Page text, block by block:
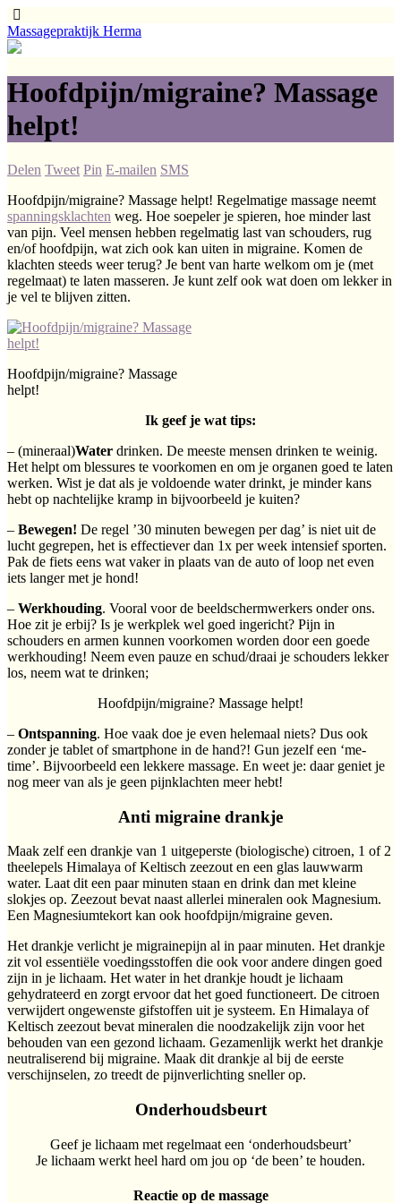
Massagepraktijk Herma
Hoofdpijn/migraine? Massage
helpt!
Delen Tweet Pin E-mailen SMS
Hoofdpijn/migraine? Massage helpt! Regelmatige massage neemt
spanningsklachten weg. Hoe soepeler je spieren, hoe minder last
van pijn. Veel mensen hebben regelmatig last van schouders, rug
en/of hoofdpijn, wat zich ook kan uiten in migraine. Komen de
klachten steeds weer terug? Je bent van harte welkom om je (met
regelmaat) te laten masseren. Je kunt zelf ook wat doen om lekker in
je vel te blijven zitten.
Hoofdpijn/migraine? Massage
helpt!
Ik geef je wat tips:
– (mineraal)Water drinken. De meeste mensen drinken te weinig.
Het helpt om blessures te voorkomen en om je organen goed te laten
werken. Wist je dat als je voldoende water drinkt, je minder kans
hebt op nachtelijke kramp in bijvoorbeeld je kuiten?
– Bewegen! De regel ’30 minuten bewegen per dag’ is niet uit de
lucht gegrepen, het is effectiever dan 1x per week intensief sporten.
Pak de fiets eens wat vaker in plaats van de auto of loop net even
iets langer met je hond!
– Werkhouding. Vooral voor de beeldschermwerkers onder ons.
Hoe zit je erbij? Is je werkplek wel goed ingericht? Pijn in
schouders en armen kunnen voorkomen worden door een goede
werkhouding! Neem even pauze en schud/draai je schouders lekker
los, neem wat te drinken;
Hoofdpijn/migraine? Massage helpt!
– Ontspanning. Hoe vaak doe je even helemaal niets? Dus ook
zonder je tablet of smartphone in de hand?! Gun jezelf een ‘me-
time’. Bijvoorbeeld een lekkere massage. En weet je: daar geniet je
nog meer van als je geen pijnklachten meer hebt!
Anti migraine drankje
Maak zelf een drankje van 1 uitgeperste (biologische) citroen, 1 of 2
theelepels Himalaya of Keltisch zeezout en een glas lauwwarm
water. Laat dit een paar minuten staan en drink dan met kleine
slokjes op. Zeezout bevat naast allerlei mineralen ook Magnesium.
Een Magnesiumtekort kan ook hoofdpijn/migraine geven.
Het drankje verlicht je migrainepijn al in paar minuten. Het drankje
zit vol essentiële voedingsstoffen die ook voor andere dingen goed
zijn in je lichaam. Het water in het drankje houdt je lichaam
gehydrateerd en zorgt ervoor dat het goed functioneert. De citroen
verwijdert ongewenste gifstoffen uit je systeem. En Himalaya of
Keltisch zeezout bevat mineralen die noodzakelijk zijn voor het
behouden van een gezond lichaam. Gezamenlijk werkt het drankje
neutraliserend bij migraine. Maak dit drankje al bij de eerste
verschijnselen, zo treedt de pijnverlichting sneller op.
Onderhoudsbeurt
Geef je lichaam met regelmaat een ‘onderhoudsbeurt’
Je lichaam werkt heel hard om jou op ‘de been’ te houden.
Reactie op de massage